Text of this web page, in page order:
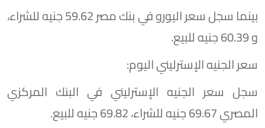
بينما سجل سعر اليورو في بنك مصر 59.62 جنيه للشراء،
و 60.39 جنيه للبيع.
سعر الجنيه الإسترليني اليوم:
سجل سعر الجنيه الإسترليني في البنك المركزي
المصري 69.67 جنيه للشراء، 69.82 جنيه للبيع.